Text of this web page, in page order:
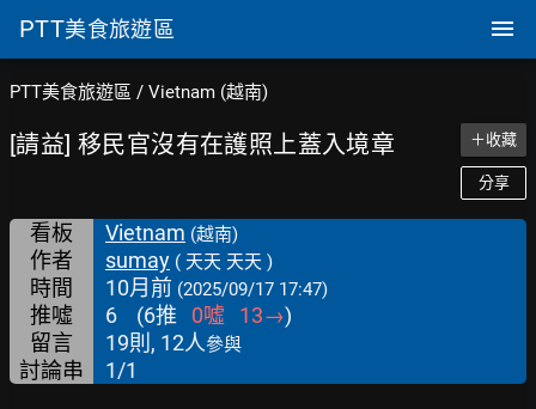
PTT美食旅遊區
PTT美食旅遊區 / Vietnam (越南)
[請益] 移民官沒有在護照上蓋入境章 ＋收藏
分享
看板 Vietnam (越南)
作者 sumay ( 天天 天天 )
時間 10月前 (2025/09/17 17:47)
推噓 6 (6推 0噓 13→)
留言
19則, 12人參與
討論串 1/1